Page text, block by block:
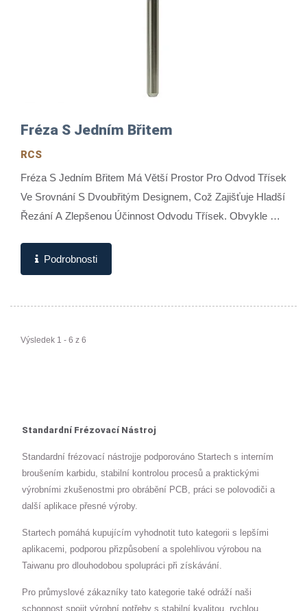
Fréza S Jedním Břitem
RCS
Fréza S Jedním Břitem Má Větší Prostor Pro Odvod Třísek
Ve Srovnání S Dvoubřitým Designem, Což Zajišťuje Hladší
Řezání A Zlepšenou Účinnost Odvodu Třísek. Obvykle Se
Podrobnosti
Výsledek 1 - 6 z 6
Standardní Frézovací Nástroj
Standardní frézovací nástrojje podporováno Startech s interním
broušením karbidu, stabilní kontrolou procesů a praktickými
výrobními zkušenostmi pro obrábění PCB, práci se polovodiči a
další aplikace přesné výroby.
Startech pomáhá kupujícím vyhodnotit tuto kategorii s lepšími
aplikacemi, podporou přizpůsobení a spolehlivou výrobou na
Taiwanu pro dlouhodobou spolupráci při získávání.
Pro průmyslové zákazníky tato kategorie také odráží naši
schopnost spojit výrobní potřeby s stabilní kvalitou, rychlou